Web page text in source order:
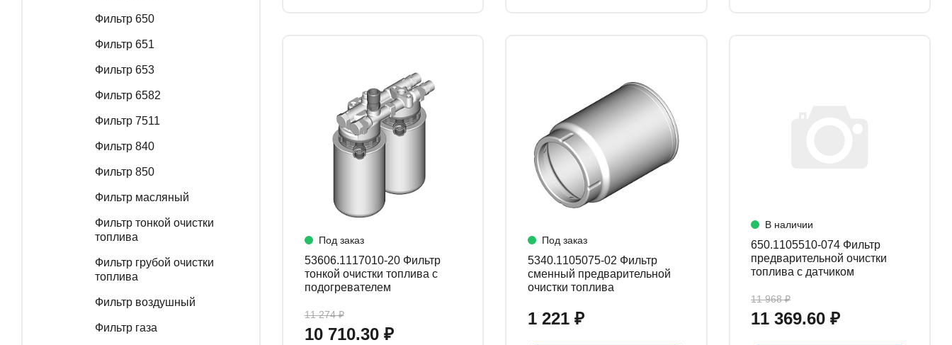
Фильтр 650
Фильтр 651
Фильтр 653
Фильтр 6582
Фильтр 7511
Фильтр 840
Фильтр 850
Фильтр масляный
Фильтр тонкой очистки
топлива
Фильтр грубой очистки
топлива
Фильтр воздушный
Фильтр газа
Под заказ
53606.1117010-20 Фильтр
тонкой очистки топлива с
подогревателем
11 274 ₽
10 710.30 ₽
Под заказ
5340.1105075-02 Фильтр
сменный предварительной
очистки топлива
1 221 ₽
В наличии
650.1105510-074 Фильтр
предварительной очистки
топлива с датчиком
11 968 ₽
11 369.60 ₽